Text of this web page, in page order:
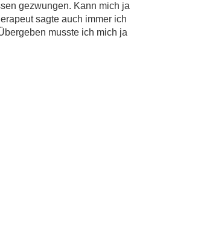
gezwungen. Kann mich ja
sagte auch immer ich
musste ich mich ja